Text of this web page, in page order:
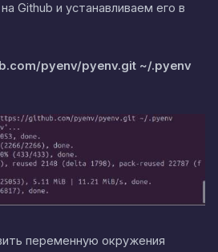
Github и устанавливаем его в
pyenv/pyenv.git ~/.pyenv
переменную окружения